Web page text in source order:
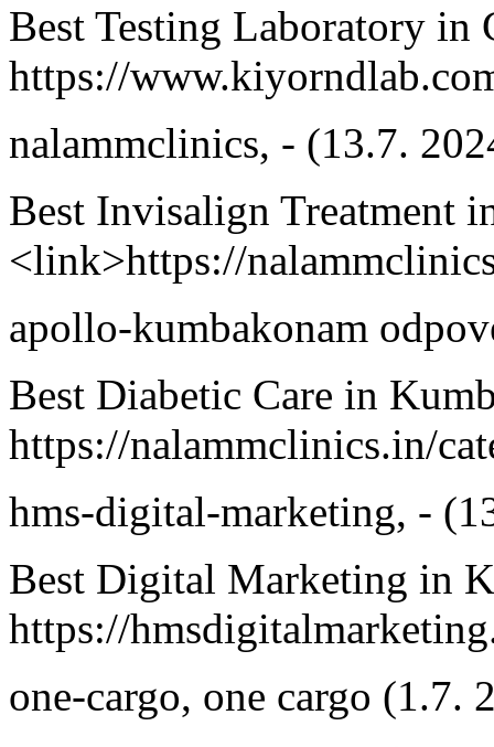
Best Testing Laboratory in
https://
nalammclinics, - (13.7.
Best Invisalign Treatment
<link>https://
apollo-kumbakonam
Best Diabetic Care in
https://nalammclinics.in/
hms-digital-marketing, -
Best Digital Marketing in
https://
one-cargo, one cargo (1.7.